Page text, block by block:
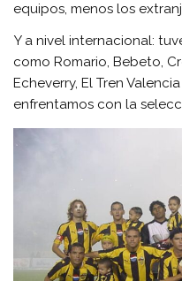
equipos, menos los
Y a nivel internacional:
como Romario, Bebeto,
Echeverry, El Tren
enfrentamos con la